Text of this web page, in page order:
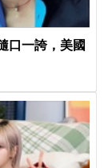
口一誇，美國